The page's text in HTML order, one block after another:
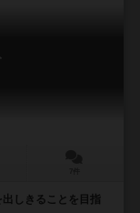
しきることを目指